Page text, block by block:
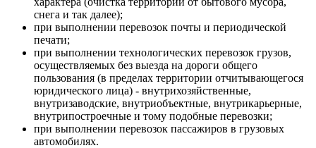
снега и так далее);
при выполнении перевозок почты и периодической
печати;
при выполнении технологических перевозок грузов,
осуществляемых без выезда на дороги общего
пользования (в пределах территории отчитывающегося
юридического лица) - внутрихозяйственные,
внутризаводские, внутриобъектные, внутрикарьерные,
внутрипостроечные и тому подобные перевозки;
при выполнении перевозок пассажиров в грузовых
автомобилях.